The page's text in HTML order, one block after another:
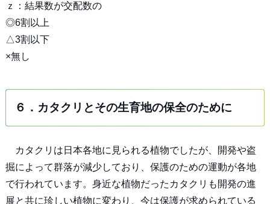
ｚ：結果数が交配数の
◎6割以上
△3割以下
×無し
６．カタクリとその生育地の保全のために
カタクリは日本各地に見られる植物でしたが、開発や盗
掘によって群落が減少しており、保護のための運動が各地
で行われています。身近な植物だったカタクリも開発の進
展と共に珍しい植物に変わり、今は保護が求められている